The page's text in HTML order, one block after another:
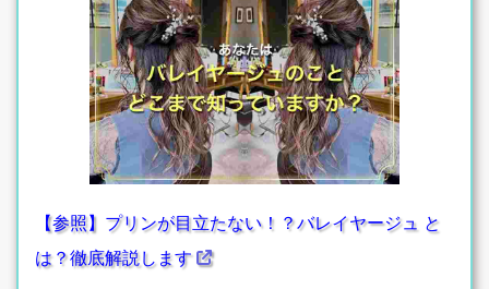
【参照】プリンが目立たない！？バレイヤージュ と
は？徹底解説します